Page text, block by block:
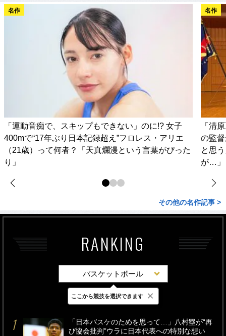
名作
「運動音痴で、スキップもできない」のに!? 女子
400mで“17年ぶり日本記録超え”フロレス・アリエ
（21歳）って何者？「天真爛漫という言葉がぴった
り」
名作
「清
の監
と思
が…」
その他の名作記事 >
RANKING
バスケットボール
最新 24時間 週間
「日本バスケのためを思って…」八村塁が“再
び協会批判”ウラに日本代表への特別な想い
ここから競技を選択できます ×